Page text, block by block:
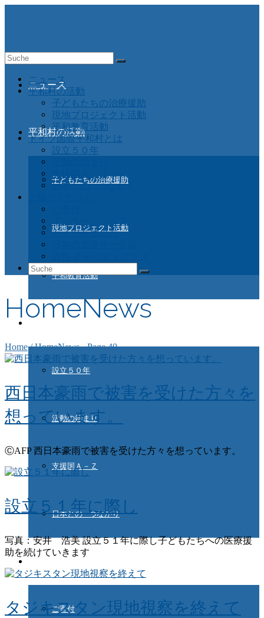
ニュース
平和村の活動
子どもたちの治療援助
現地プロジェクト活動
平和教育活動
設立５０年
活動の始まり
支援国Ａ－Ｚ
日本との つながり
ご協力ください
ご寄付
Suche
ニュース
平和村の活動
子どもたちの治療援助
現地プロジェクト活動
平和教育活動
ドイツ国際平和村とは
設立５０年
支援国Ａ－Ｚ
日本との つながり
インターンシップ
ドイツ在住の方
Suche
nach:
HomeNews
Home / HomeNews- Page 40
西日本豪雨で被害を受けた方々を
想っています。
ⒸAFP 西日本豪雨で被害を受けた方々を想っています。
設立５１年に際し
写真：安井 浩美 設立５１年に際し子どもたちへの医療援
助を続けていきます
タジキスタン現地視察を終えて